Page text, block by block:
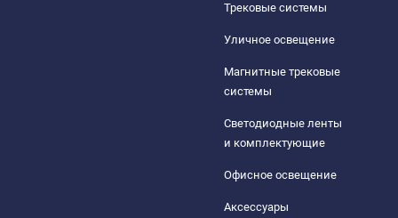
Трековые системы
Уличное освещение
Магнитные трековые
системы
Светодиодные ленты
и комплектующие
Офисное освещение
Аксессуары